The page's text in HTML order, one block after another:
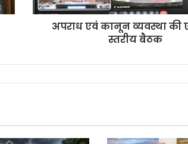
अपराध एवं कानून व्यवस्था की
स्तरीय बैठक